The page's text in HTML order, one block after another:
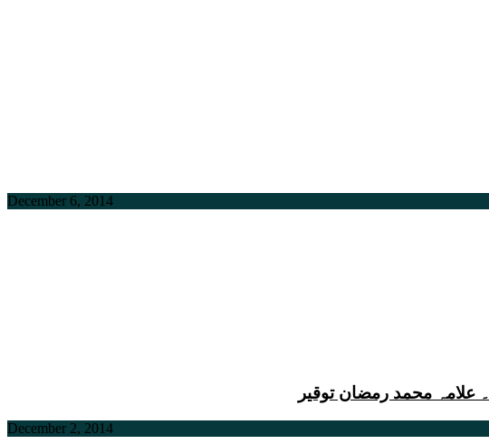
December 6, 2014
علامہ محمد رمضان توقیر
December 2, 2014